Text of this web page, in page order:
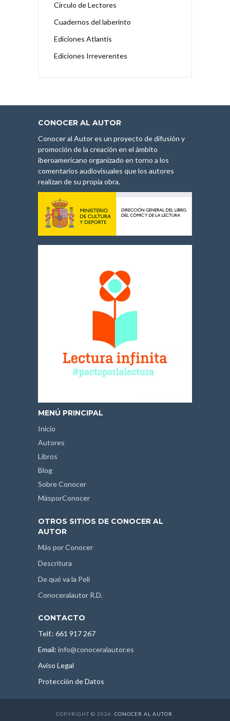
Círculo de Lectores
Cuadernos del laberinto
Ediciones Atlantis
Ediciones Irreverentes
CONOCER AL AUTOR
Conocer al Autor es un proyecto de difusión y
promoción de la creación en el ámbito
iberoamericano organizado en torno a los
comentarios audiovisuales que los autores
realizan de su propia obra.
MENÚ PRINCIPAL
Inicio
Autores
Libros
Blog
Sobre Conocer
MásporConocer
OTROS SITIOS DE CONOCER AL
AUTOR
Más por Conocer
Descritura
De qué va la Peli
Conoceralautor R.D.
CONTACTO
Telf.: 661 917 267
Email: info@conoceralautor.es
Aviso Legal
Protección de Datos
COPYRIGHT © 2026. CONOCER AL AUTOR